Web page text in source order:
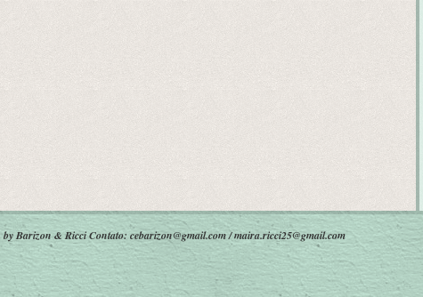
by Barizon & RicciContato: cebarizon@gmail.com / maira.ricci25@gmail.com